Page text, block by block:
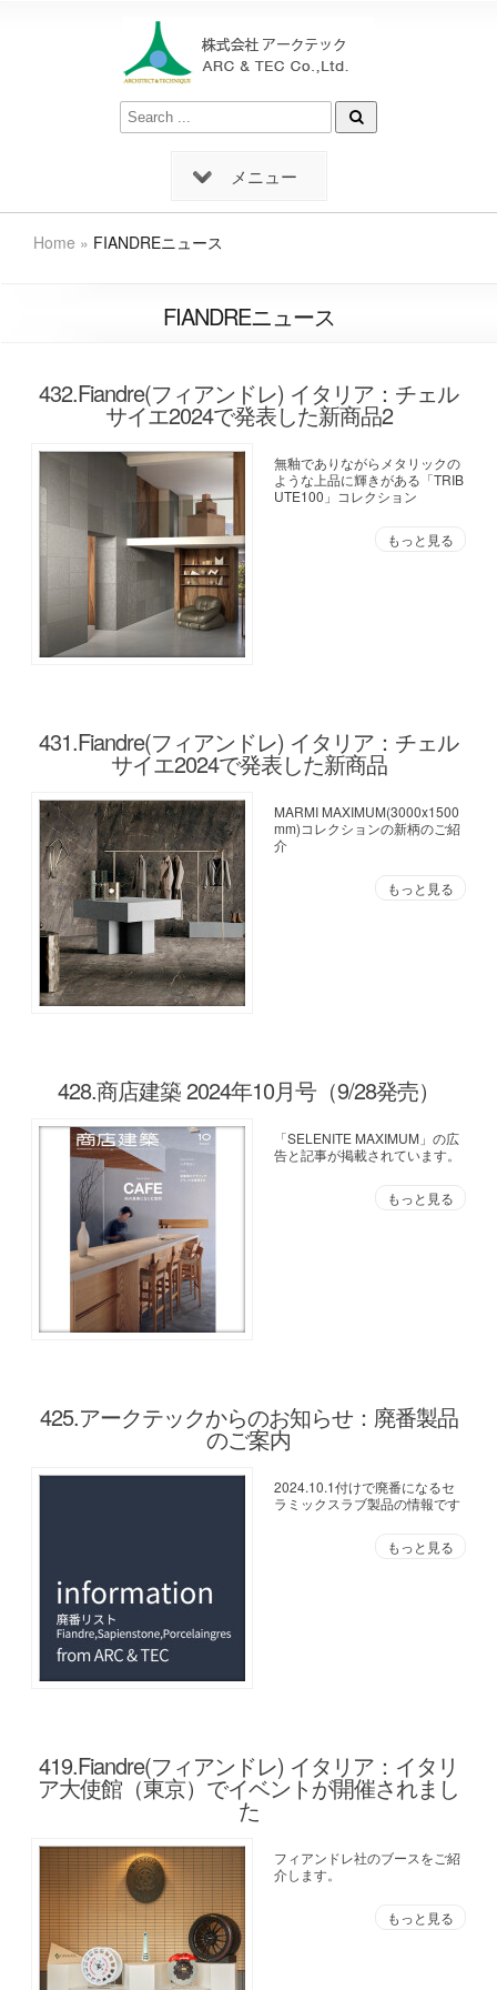
メニュー
Home » FIANDREニュース
FIANDREニュース
432.Fiandre(フィアンドレ) イタリア：チェル
サイエ2024で発表した新商品2
無釉でありながらメタリックの
ような上品に輝きがある「TRIB
UTE100」コレクション
もっと見る
431.Fiandre(フィアンドレ) イタリア：チェル
サイエ2024で発表した新商品
MARMI MAXIMUM(3000x1500
mm)コレクションの新柄のご紹
介
もっと見る
428.商店建築 2024年10月号（9/28発売）
「SELENITE MAXIMUM」の広
告と記事が掲載されています。
もっと見る
425.アークテックからのお知らせ：廃番製品
のご案内
2024.10.1付けで廃番になるセ
ラミックスラブ製品の情報です
もっと見る
419.Fiandre(フィアンドレ) イタリア：イタリ
ア大使館（東京）でイベントが開催されまし
た
フィアンドレ社のブースをご紹
介します。
もっと見る